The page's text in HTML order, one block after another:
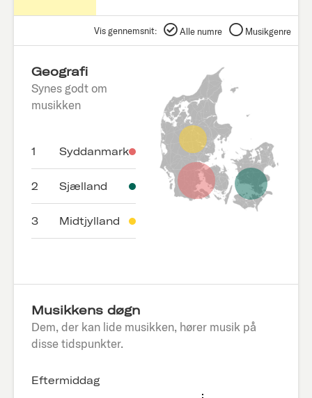
Vis gennemsnit: Alle numre Musikgenre
Geografi
Synes godt om
musikken
1 Syddanmark
2 Sjælland
3 Midtjylland
Musikkens døgn
Dem, der kan lide musikken, hører musik på
disse tidspunkter.
Eftermiddag